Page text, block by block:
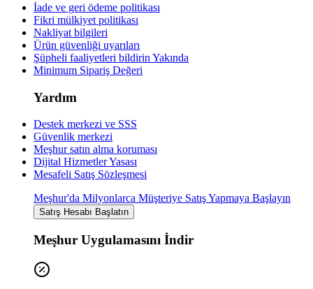
İade ve geri ödeme politikası
Fikri mülkiyet politikası
Nakliyat bilgileri
Ürün güvenliği uyarıları
Şüpheli faaliyetleri bildirin Yakında
Minimum Sipariş Değeri
Yardım
Destek merkezi ve SSS
Güvenlik merkezi
Meşhur satın alma koruması
Dijital Hizmetler Yasası
Mesafeli Satış Sözleşmesi
Meşhur'da Milyonlarca Müşteriye Satış Yapmaya Başlayın
Satış Hesabı Başlatın
Meşhur Uygulamasını İndir